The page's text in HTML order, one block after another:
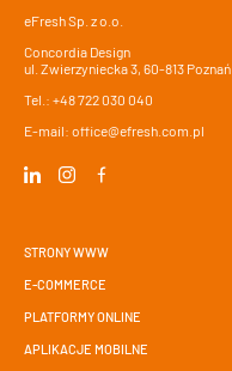
eFresh Sp. z o.o.
Concordia Design
ul. Zwierzyniecka 3, 60-813 Poznań
Tel.: +48 722 030 040
E-mail: office@efresh.com.pl
STRONY WWW
E-COMMERCE
PLATFORMY ONLINE
APLIKACJE MOBILNE